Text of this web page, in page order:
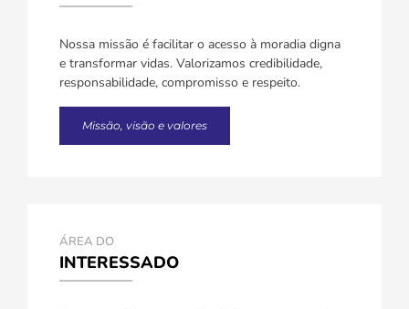
Nossa missão é facilitar o acesso à moradia digna
e transformar vidas. Valorizamos credibilidade,
responsabilidade, compromisso e respeito.
Missão, visão e valores
ÁREA DO
INTERESSADO